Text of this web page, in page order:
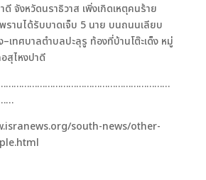
ดี จังหวัดนราธิวาส เพิ่งเกิดเหตุคนร้าย
รานได้รับบาดเจ็บ 5 นาย บนถนนเลียบ
–เทศบาลตำบลปะลุรู ท้องที่บ้านโต๊ะเด็ง หมู่
อสุไหงปาดี
south-news/other-